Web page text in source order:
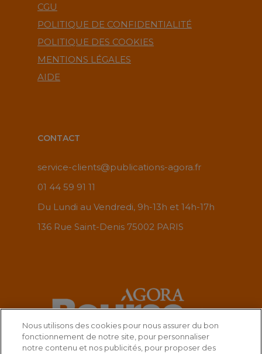
CGU
POLITIQUE DE CONFIDENTIALITÉ
POLITIQUE DES COOKIES
MENTIONS LÉGALES
AIDE
CONTACT
service-clients@publications-agora.fr
01 44 59 91 11
Du Lundi au Vendredi, 9h-13h et 14h-17h
136 Rue Saint-Denis 75002 PARIS
Nous utilisons des cookies pour nous assurer du bon
fonctionnement de notre site, pour personnaliser
notre contenu et nos publicités, pour proposer des